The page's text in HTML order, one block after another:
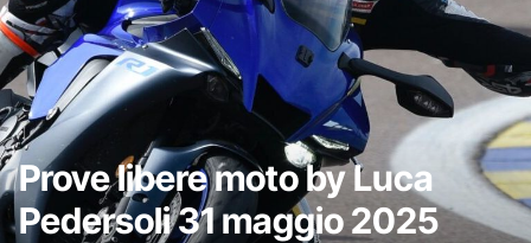
Prove libere moto by Luca
Pedersoli 31 maggio 2025